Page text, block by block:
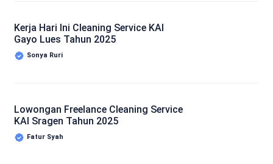
Kerja Hari Ini Cleaning Service KAI
Gayo Lues Tahun 2025
Sonya Ruri
Lowongan Freelance Cleaning Service
KAI Sragen Tahun 2025
Fatur Syah